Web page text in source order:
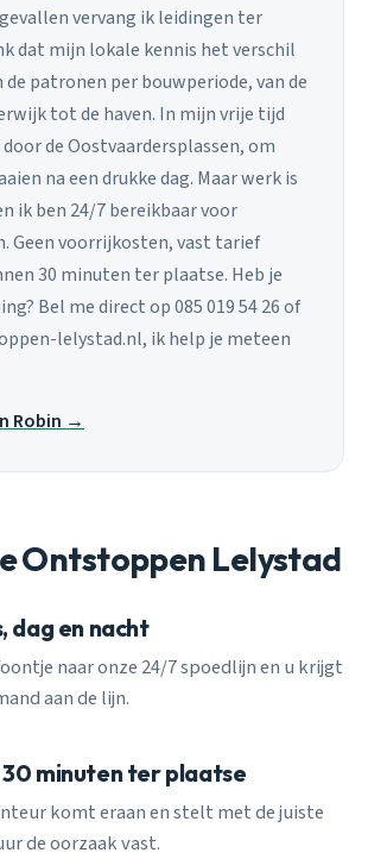
vervang ik leidingen ter
dat mijn lokale kennis het verschil
patronen per bouwperiode, van de
tot de haven. In mijn vrije tijd
de Oostvaardersplassen, om
na een drukke dag. Maar werk is
ik ben 24/7 bereikbaar voor
Geen voorrijkosten, vast tarief
30 minuten ter plaatse. Heb je
Bel me direct op 085 019 54 26 of
lelystad.nl, ik help je meteen
Robin →
Ontstoppen Lelystad
dag en nacht
naar onze 24/7 spoedlijn en u krijgt
aan de lijn.
30 minuten ter plaatse
komt eraan en stelt met de juiste
de oorzaak vast.